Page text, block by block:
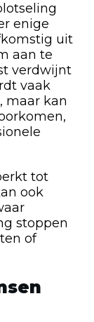
enige
uit
aan te
verdwijnt
vaak
maar kan
tot
ook
stoppen
of